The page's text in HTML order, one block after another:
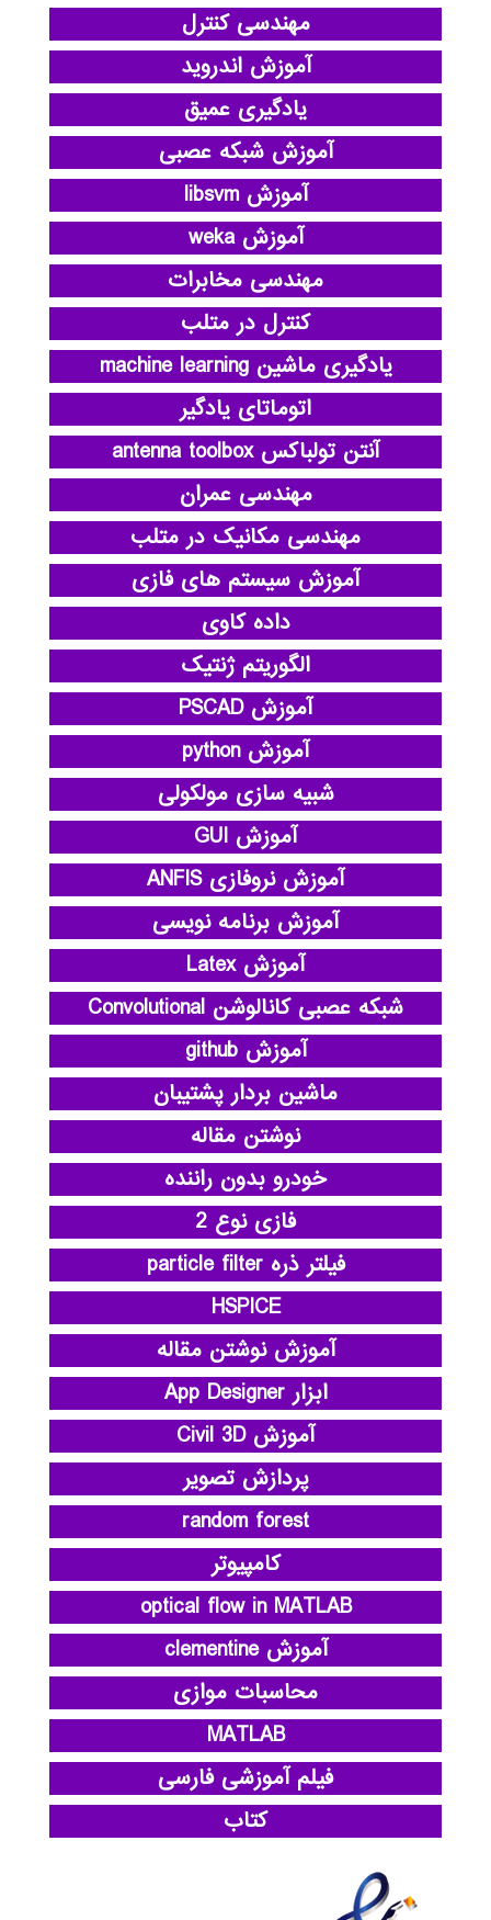
مهندسی کنترل
آموزش اندروید
یادگیری عمیق
آموزش شبکه عصبی
آموزش libsvm
آموزش weka
مهندسی مخابرات
کنترل در متلب
یادگیری ماشین machine learning
اتوماتای یادگیر
آنتن تولباکس antenna toolbox
مهندسی عمران
مهندسی مکانیک در متلب
آموزش سیستم های فازی
داده کاوی
الگوریتم ژنتیک
آموزش PSCAD
آموزش python
شبیه سازی مولکولی
آموزش GUI
آموزش نروفازی ANFIS
آموزش برنامه نویسی
آموزش Latex
شبکه عصبی کانالوشن Convolutional
آموزش github
ماشین بردار پشتیبان
نوشتن مقاله
خودرو بدون راننده
فازی نوع 2
فیلتر ذره particle filter
HSPICE
آموزش نوشتن مقاله
ابزار App Designer
آموزش Civil 3D
پردازش تصویر
random forest
کامپیوتر
optical flow in MATLAB
آموزش clementine
محاسبات موازی
MATLAB
فیلم آموزشی فارسی
کتاب